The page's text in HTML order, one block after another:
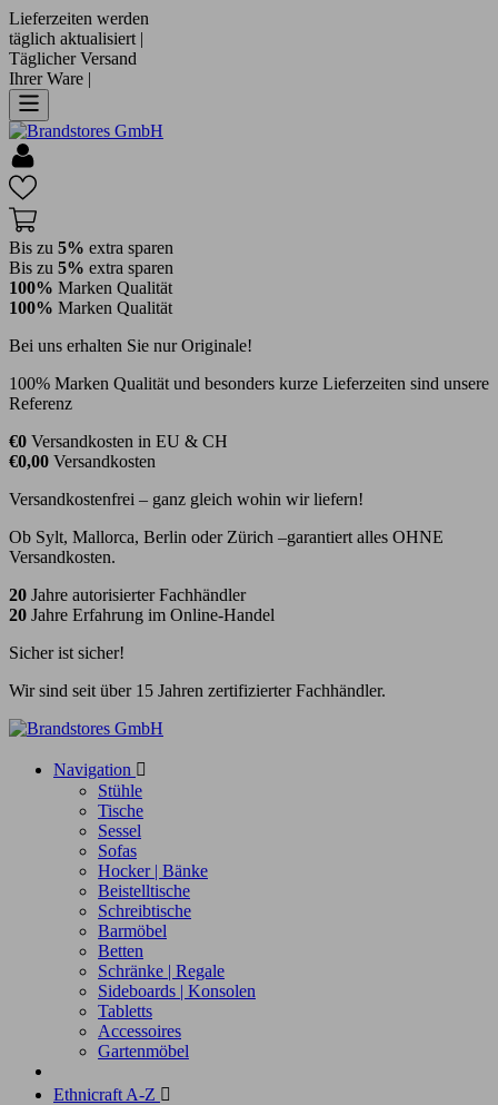
Lieferzeiten werden
täglich aktualisiert |
Täglicher Versand
Ihrer Ware |
Bis zu 5% extra sparen
Bis zu 5% extra sparen
100% Marken Qualität
100% Marken Qualität
Bei uns erhalten Sie nur Originale!
100% Marken Qualität und besonders kurze Lieferzeiten sind unsere
Referenz
€0 Versandkosten in EU & CH
€0,00 Versandkosten
Versandkostenfrei – ganz gleich wohin wir liefern!
Ob Sylt, Mallorca, Berlin oder Zürich –garantiert alles OHNE
Versandkosten.
20 Jahre autorisierter Fachhändler
20 Jahre Erfahrung im Online-Handel
Sicher ist sicher!
Wir sind seit über 15 Jahren zertifizierter Fachhändler.
Navigation 
Stühle
Tische
Sessel
Sofas
Hocker | Bänke
Beistelltische
Schreibtische
Barmöbel
Betten
Schränke | Regale
Sideboards | Konsolen
Tabletts
Accessoires
Gartenmöbel
Ethnicraft A-Z 